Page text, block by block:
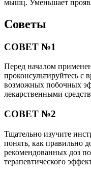
мышц. Уменьшает
Советы
СОВЕТ №1
Перед началом
проконсультируйтесь с
возможных побочных
лекарственными
СОВЕТ №2
Тщательно изучите
понять, как правильно
рекомендованных доз
терапевтического